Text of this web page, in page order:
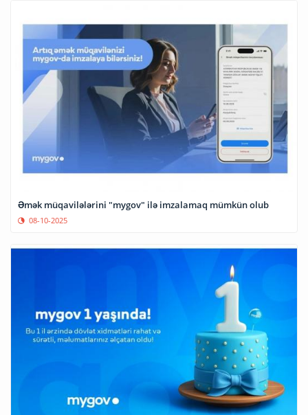
Əmək müqavilələrini "mygov" ilə imzalamaq mümkün olub
08-10-2025